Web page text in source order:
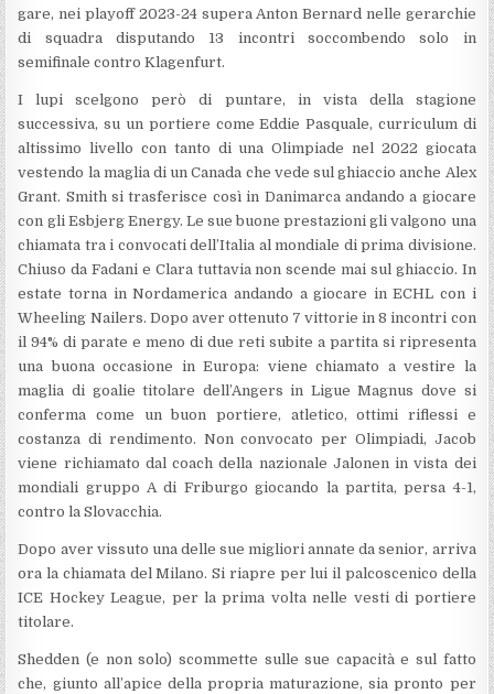
gare, nei playoff 2023-24 supera Anton Bernard nelle gerarchie
di squadra disputando 13 incontri soccombendo solo in
semifinale contro Klagenfurt.
I lupi scelgono però di puntare, in vista della stagione
successiva, su un portiere come Eddie Pasquale, curriculum di
altissimo livello con tanto di una Olimpiade nel 2022 giocata
vestendo la maglia di un Canada che vede sul ghiaccio anche Alex
Grant. Smith si trasferisce così in Danimarca andando a giocare
con gli Esbjerg Energy. Le sue buone prestazioni gli valgono una
chiamata tra i convocati dell’Italia al mondiale di prima divisione.
Chiuso da Fadani e Clara tuttavia non scende mai sul ghiaccio. In
estate torna in Nordamerica andando a giocare in ECHL con i
Wheeling Nailers. Dopo aver ottenuto 7 vittorie in 8 incontri con
il 94% di parate e meno di due reti subite a partita si ripresenta
una buona occasione in Europa: viene chiamato a vestire la
maglia di goalie titolare dell’Angers in Ligue Magnus dove si
conferma come un buon portiere, atletico, ottimi riflessi e
costanza di rendimento. Non convocato per Olimpiadi, Jacob
viene richiamato dal coach della nazionale Jalonen in vista dei
mondiali gruppo A di Friburgo giocando la partita, persa 4-1,
contro la Slovacchia.
Dopo aver vissuto una delle sue migliori annate da senior, arriva
ora la chiamata del Milano. Si riapre per lui il palcoscenico della
ICE Hockey League, per la prima volta nelle vesti di portiere
titolare.
Shedden (e non solo) scommette sulle sue capacità e sul fatto
che, giunto all’apice della propria maturazione, sia pronto per